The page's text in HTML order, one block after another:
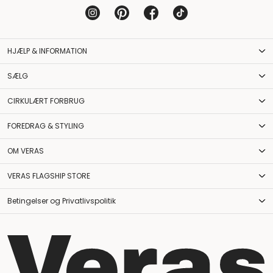
HJÆLP & INFORMATION
SÆLG
CIRKULÆRT FORBRUG
FOREDRAG & STYLING
OM VERAS
VERAS FLAGSHIP STORE
Betingelser og Privatlivspolitik